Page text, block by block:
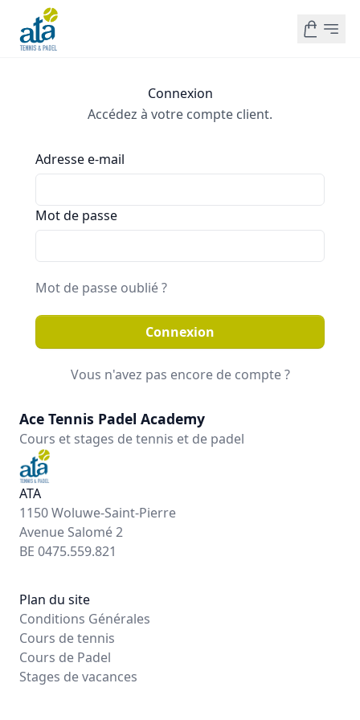
Connexion
Accédez à votre compte client.
Adresse e-mail
Mot de passe
Mot de passe oublié ?
Connexion
Vous n'avez pas encore de compte ?
Ace Tennis Padel Academy
Cours et stages de tennis et de padel
ATA
1150 Woluwe-Saint-Pierre
Avenue Salomé 2
BE 0475.559.821
Plan du site
Conditions Générales
Cours de tennis
Cours de Padel
Stages de vacances